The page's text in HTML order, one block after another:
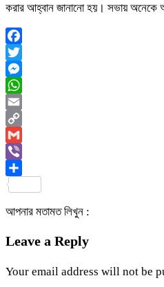
করার আহ্বান জানানো হয়। সভায় অনেকে
Facebook
Twitter
Messenger
WhatsApp
Email
Copy
Link
Gmail
Viber
আপনার মতামত লিখুন :
Leave a Reply
Your email address will not be